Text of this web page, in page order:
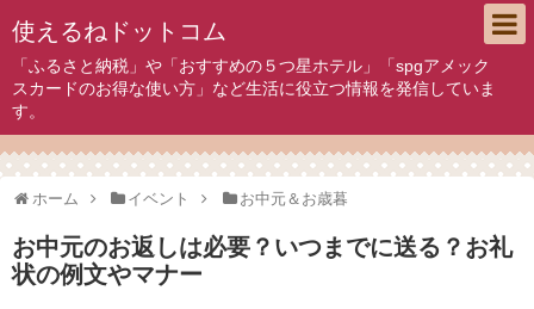
使えるねドットコム
「ふるさと納税」や「おすすめの５つ星ホテル」「spgアメック
スカードのお得な使い方」など生活に役立つ情報を発信していま
す。
ホーム イベント お中元＆お歳暮
お中元のお返しは必要？いつまでに送る？お礼
状の例文やマナー